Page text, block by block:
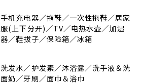
手机充电器／拖鞋／一次性拖鞋／居家
服(上下分开)／TV／电热水壶／加湿
器／鞋拔子／保险箱／冰箱
洗发水／护发素／沐浴露／洗手液＆洗
面奶／牙刷／面巾＆浴巾